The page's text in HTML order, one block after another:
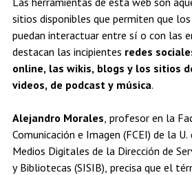
sitios disponibles que permiten que
puedan interactuar entre sí o con las
destacan las incipientes redes
online, las wikis, blogs y los sitios
videos, de podcast y música.
Alejandro Morales , profesor en la
Comunicación e Imagen (FCEI) de la
Medios Digitales de la Dirección de
y Bibliotecas (SISIB), precisa que el